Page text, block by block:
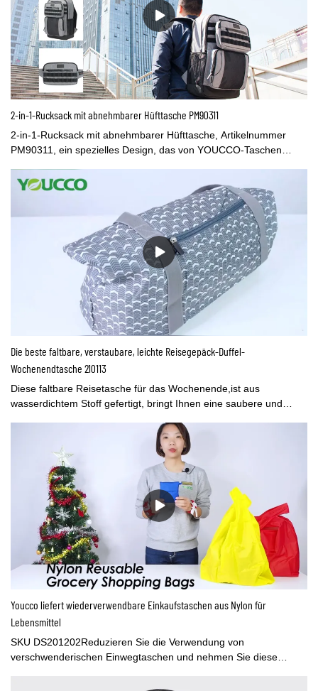
Reisetaschen, Seesäcke, Schminktaschen usw…Du’Besuchen
Sie gerne den Sonderbereich auf der YOUCCO-Website.
2-in-1-Rucksack mit abnehmbarer Hüfttasche PM90311
2-in-1-Rucksack mit abnehmbarer Hüfttasche, Artikelnummer
PM90311, ein spezielles Design, das von YOUCCO-Taschen
Reiseutensilien wie Kleidung, Laptop, Buch, Schuhe usw. zu
verstauen, während die abnehmbare Hüfttasche Ihre täglichen
Gebrauchsgegenstände wie Ausweise, Kreditkarten, Schlüssel,
Telefone aufnehmen kann, nehmen Sie sie einfach mit täglicher
Die beste faltbare, verstaubare, leichte Reisegepäck-Duffel-
Wochenendtasche 210113
Diese faltbare Reisetasche für das Wochenende,ist aus
wasserdichtem Stoff gefertigt, bringt Ihnen eine saubere und
um sie zu reinigen und wiederzuverwenden. Wenn Sie es nicht
mehr benutzen, klappen Sie es einfach mit dem Reißverschluss
an der Unterseite wieder ordentlich zusammen. Diese packbare,
faltbare Reisetasche ist ziemlich leicht und praktisch für den Alltag
und im Freien.
Youcco liefert wiederverwendbare Einkaufstaschen aus Nylon für
Lebensmittel
SKU DS201202Reduzieren Sie die Verwendung von
verschwenderischen Einwegtaschen und nehmen Sie diese
mit. Federleicht und klein genug, um in Ihre Tasche zu passen,